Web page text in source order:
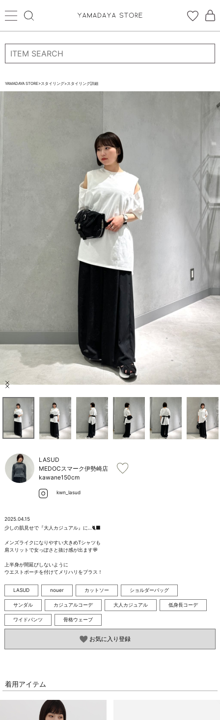
ログイン 新規会員登録
STORE BRAND・LABELから探す
ブランド一覧
店舗検索
ご利用ガイド/ヘルプ
YAMADAYA STORE>スタイリング>スタイリング詳細
Item
LASUD
MEDOCスマーク伊勢崎店
kawane150cm
kwn_lasud
2025.04.15
少しの肌見せで『大人カジュアル』に…🐈‍⬛
メンズライクになりやすい大きめTシャツも
肩スリットで女っぽさと抜け感が出ます💬
上半身が間延びしないように
ウエストポーチを付けてメリハリをプラス！
LASUD nouer カットソー ショルダーバッグ
サンダル カジュアルコーデ 大人カジュアル 低身長コーデ
ワイドパンツ 骨格ウェーブ
お気に入り登録
着用アイテム